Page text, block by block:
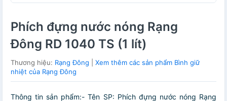
Phích đựng nước nóng Rạng
Đông RD 1040 TS (1 lít)
Thương hiệu: Rạng Đông
Xem thêm các sản phẩm Bình giữ
nhiệt của Rạng Đông
Thông tin sản phẩm:- Tên SP: Phích đựng nước nóng Rạng